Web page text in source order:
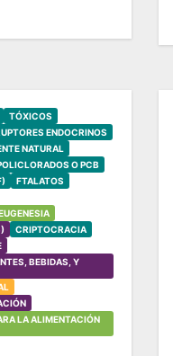
TÓXICOS
ENDOCRINOS
NATURAL
O PCB
FTALATOS
CRIPTOCRACIA
BEBIDAS, Y
LA ALIMENTACIÓN